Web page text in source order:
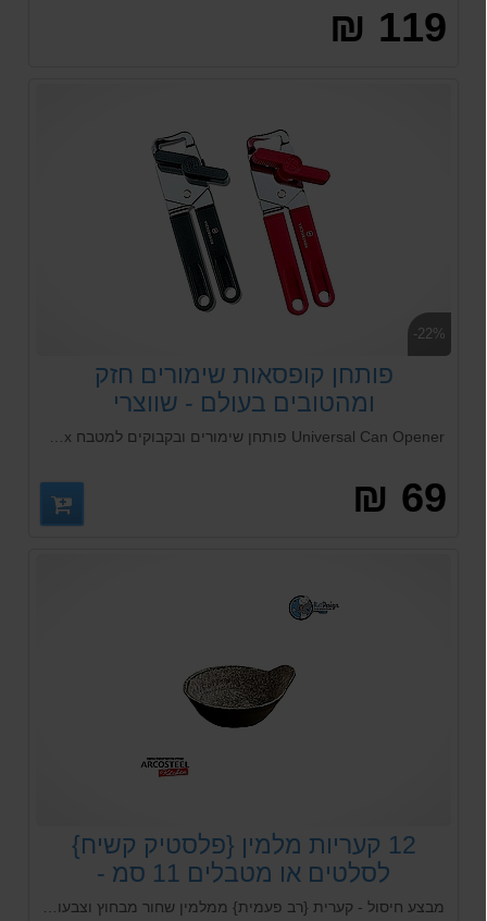
119 ₪
-22%
פותחן קופסאות שימורים חזק
ומהטובים בעולם - שווצרי
VICTORINOX
69 ₪
12 קעריות מלמין {פלסטיק קשיח}
לסלטים או מטבלים 11 סמ -
Arcosteel